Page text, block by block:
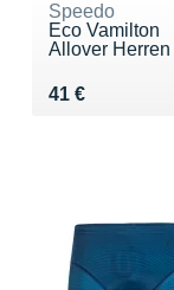
Speedo
Eco Vamilton
Allover Herren
41 €
Vendu 41 €